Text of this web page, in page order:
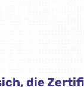
die